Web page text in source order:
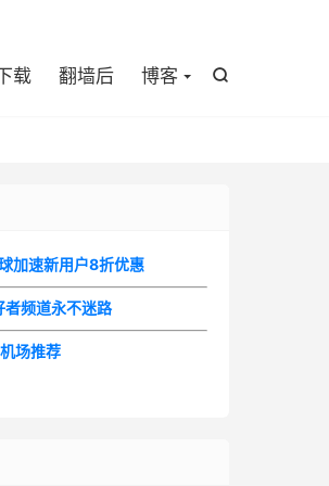

载 翻墙后 博客
加速新用户8折优惠
频道永不迷路
场推荐